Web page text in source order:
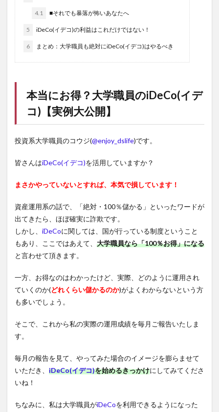
4.1 ■それでも暴落が怖いあなたへ
5 iDeCo(イデコ)の利益はこれだけではない！
6 まとめ：大学職員も絶対にiDeCo(イデコ)はやるべき
本当にお得？大学職員のiDeCo(イデ
コ) 【実例大公開】
投資系大学職員のコウジ(@enjoy_dslife)です。
皆さんはiDeCo(イデコ)を活用していますか？
まさかやっていないとすれば、本気で損しています！
資産運用系の話で、「絶対・100％儲かる」といったワードが
出てきたら、ほぼ確実に詐欺です。
しかし、 iDeCoに関しては、国が行っている制度ということ
もあり、ここではあえて、 大学職員なら「100％お得」になる
と言わせて頂きます。
一方、お得なのはわかったけど、実際、どのように運用され
ていくのか(どれくらい儲かるのか)がよくわからないという方
も多いでしょう。
そこで、これから私の実際の運用成績を毎月ご報告いたしま
す。
毎月の報告を見て、やってみた場合のイメージを膨らませて
いただき、 iDeCo(イデコ)を始めるきっかけにしてみてくださ
いね！
ちなみに、私は大学職員がiDeCoを利用できるようになった